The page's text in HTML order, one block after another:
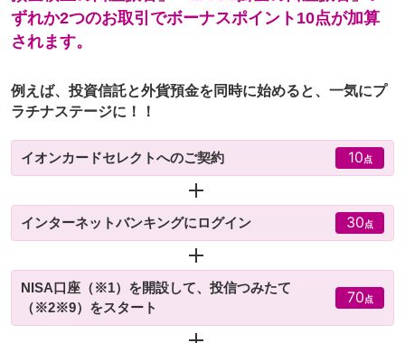
ずれか2つのお取引でボーナスポイント10点が加算
されます。
例えば、投資信託と外貨預金を同時に始めると、一気にプ
ラチナステージに！！
イオンカードセレクトへのご契約 10点
インターネットバンキングにログイン 30点
NISA口座（※1）を開設して、投信つみたて
（※2※9）をスタート
70点